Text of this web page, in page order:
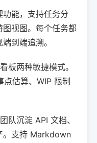
能，支持任务分
视图。每个任务都
到端追溯。
板两种敏捷模式。
估算、WIP 限制
队沉淀 API 文档、
。支持 Markdown